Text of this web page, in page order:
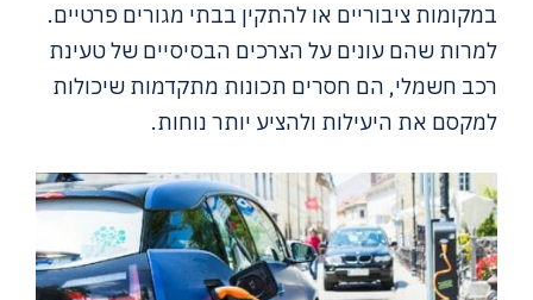
במקומות ציבוריים או להתקין בבתי מגורים פרטיים.
למרות שהם עונים על הצרכים הבסיסיים של טעינת
רכב חשמלי, הם חסרים תכונות מתקדמות שיכולות
למקסם את היעילות ולהציע יותר נוחות.